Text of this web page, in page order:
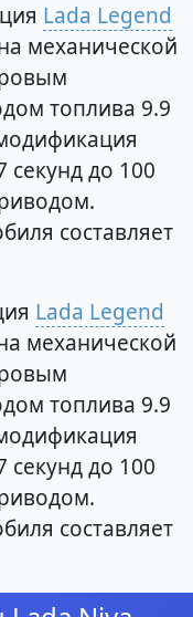
Lada Legend
механической
топлива 9.9
секунд до 100
составляет
Lada Legend
механической
топлива 9.9
секунд до 100
составляет